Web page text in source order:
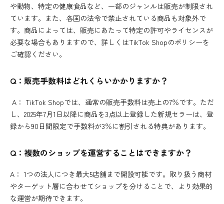
や動物、特定の健康食品など、一部のジャンルは販売が制限され
ています。また、各国の法令で禁止されている商品も対象外で
す。商品によっては、販売にあたって特定の許可やライセンスが
必要な場合もありますので、詳しくはTikTok Shopのポリシーを
ご確認ください。
Q：販売手数料はどれくらいかかりますか？
A： TikTok Shopでは、通常の販売手数料は売上の7％です。ただ
し、2025年7月1日以降に商品を3点以上登録した新規セラーは、登
録から90日間限定で手数料が3％に割引される特典があります。
Q：複数のショップを運営することはできますか？
A： 1つの法人につき最大5店舗まで開設可能です。取り扱う商材
やターゲット層に合わせてショップを分けることで、より効果的
な運営が期待できます。